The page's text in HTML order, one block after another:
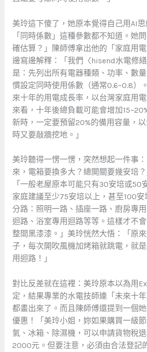
美玲這下傻了，她原本覺得自己用AI
「同時係數」這種參數都不知道。她
確估算？」陳師傅拿出他的「家庭用
邊寫邊解釋：「我們〈hisend水電修
是：先列出所有電器種類、功率、數
慣設定同時使用係數（通常0.6~0.8）
來十年的用電成長率，以台灣家庭用電
來看，十年後總負載可能會增加
新時，一定要預留20%的備用容量，
時又要敲牆挖地。」
美玲聽得一愣一愣，突然想起一件事
來，電箱要換多大？總開關要幾安培？
「一般老屋原本可能只有30安培或50
家庭建議至少75安培以上，甚至100
分路：照明一路、插座一路、廚房專
迴路、浴室專用迴路等等。這樣才不
整間黑漆漆。」美玲恍然大悟：「原
子，每次開吹風機加烤箱就跳電，就
用迴路！」
對比反差就在這裡：美玲原本以為用
定，結果專業的水電技師連「未來十年
都畫出來了。而且陳師傅還提到一個
優惠！「美玲小姐，妳如果購買一級
氣、冰箱、除濕機，可以申請貨物稅
2000元。但要注意，必須由合法登記